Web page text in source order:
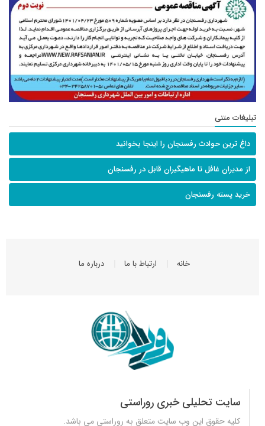
تبلیغات متنی
داغ ترین حوادث رفسنجان را اینجا بخوانید
از مدیران غافل تا ماهیگیران قابل در رفسنجان
خرید پسته رفسنجان
خانه ارتباط با ما درباره ما
سایت تحلیلی خبری روراستی
کلیه حقوق این وب سایت متعلق به روراستی می باشد.